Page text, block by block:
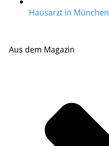
Hausarzt in München
Aus dem Magazin